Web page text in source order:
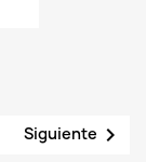
Siguiente 